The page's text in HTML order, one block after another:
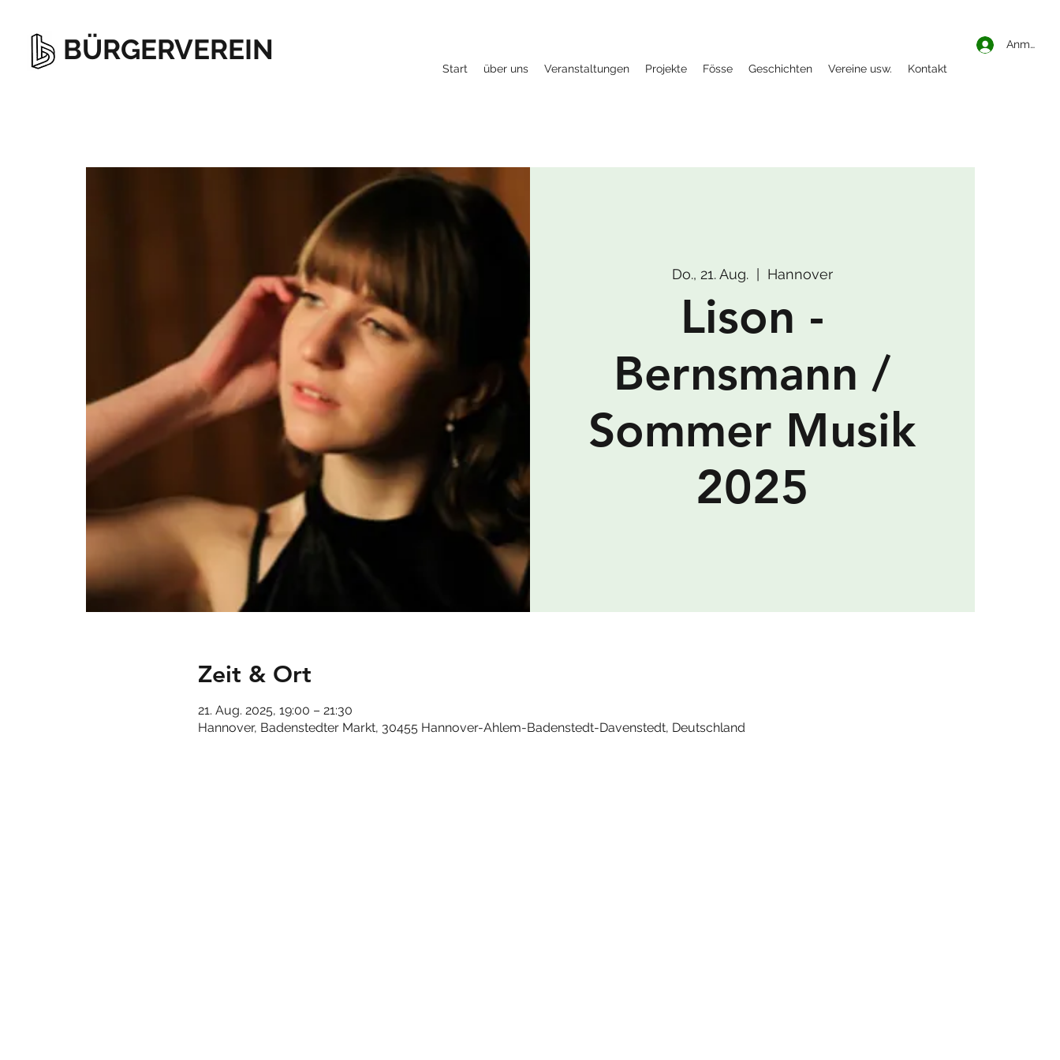
BÜRGERVEREIN
Start über uns Veranstaltungen Projekte Fösse Geschichten Vereine usw. Kontakt
Anmelden
Do., 21. Aug.
  |
Hannover
Lison -
Bernsmann /
Sommer Musik
2025
Zeit & Ort
21. Aug. 2025, 19:00 – 21:30
Hannover, Badenstedter Markt, 30455 Hannover-Ahlem-Badenstedt-Davenstedt, Deutschland